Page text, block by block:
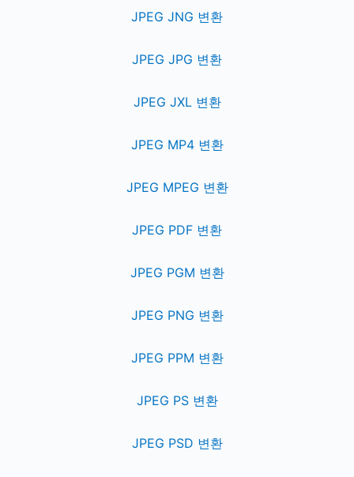
JPEG JNG 변환
JPEG JPG 변환
JPEG JXL 변환
JPEG MP4 변환
JPEG MPEG 변환
JPEG PDF 변환
JPEG PGM 변환
JPEG PNG 변환
JPEG PPM 변환
JPEG PS 변환
JPEG PSD 변환